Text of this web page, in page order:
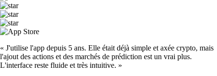
« J'utilise l'app depuis 5 ans. Elle était déjà simple et axée crypto, mais
l'ajout des actions et des marchés de prédiction est un vrai plus.
L'interface reste fluide et très intuitive. »